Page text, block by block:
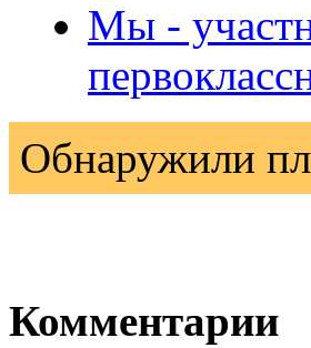
Мы -
Обнаружили
Комментарии